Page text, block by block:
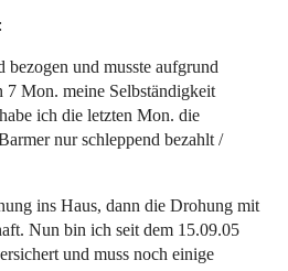
und musste aufgrund
7 Mon. meine Selbständigkeit
ich die letzten Mon. die
nur schleppend bezahlt /
ins Haus, dann die Drohung mit
Nun bin ich seit dem 15.09.05
und muss noch einige